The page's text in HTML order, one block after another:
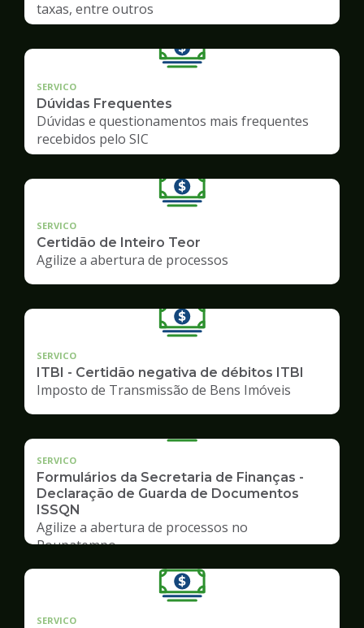
taxas, entre outros
SERVICO
Dúvidas Frequentes
Dúvidas e questionamentos mais frequentes
recebidos pelo SIC
SERVICO
Certidão de Inteiro Teor
Agilize a abertura de processos
SERVICO
ITBI - Certidão negativa de débitos ITBI
Imposto de Transmissão de Bens Imóveis
SERVICO
Formulários da Secretaria de Finanças -
Declaração de Guarda de Documentos
ISSQN
Agilize a abertura de processos no
Poupatempo
SERVICO